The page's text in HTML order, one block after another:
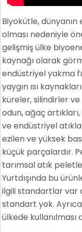
Biyokütle,
olması nedeniyle
gelişmiş ülke
kaynağı olarak
endüstriyel yakma
yaygın ısı
küreler, silindirler
odun, ağaç
ve endüstriyel
ezilen ve yüksek
küçük parçalardır.
tarımsal atık
Yurtdışında bu
ilgili standartlar var
standart yok.
ülkede kullanılması